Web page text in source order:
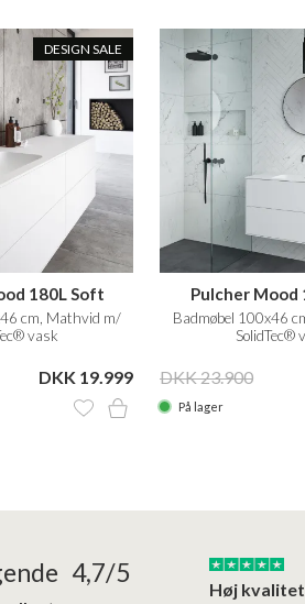
DESIGN SALE
180L Soft
cm, Mathvid m/
vask
DKK 19.999
Pulcher Mood
Badmøbel 100x46
SolidTec®
DKK 23.900
På lager
4,7/5
22/01/2026
god service